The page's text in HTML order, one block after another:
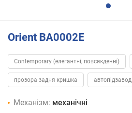
Orient BA0002E
Contemporary (елегантні, повсякденні)
прозора задня кришка автопідзавод
Механізм: механічні